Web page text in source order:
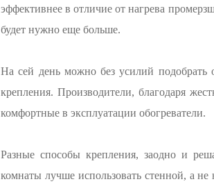
эффективнее в отличие от нагрева
будет нужно еще больше.
На сей день можно без усилий
крепления. Производители, благодаря
комфортные в эксплуатации обогреватели.
Разные способы крепления, заодно и
комнаты лучше использовать стенной, а